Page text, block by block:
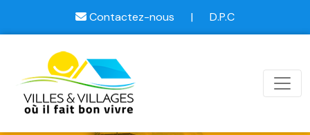
Contactez-nous | D.P.C